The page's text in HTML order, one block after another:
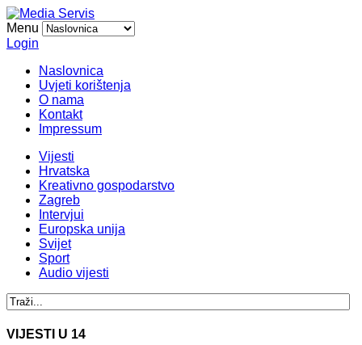
Menu
Login
Naslovnica
Uvjeti korištenja
O nama
Kontakt
Impressum
Vijesti
Hrvatska
Kreativno gospodarstvo
Zagreb
Intervjui
Europska unija
Svijet
Sport
Audio vijesti
VIJESTI U 14